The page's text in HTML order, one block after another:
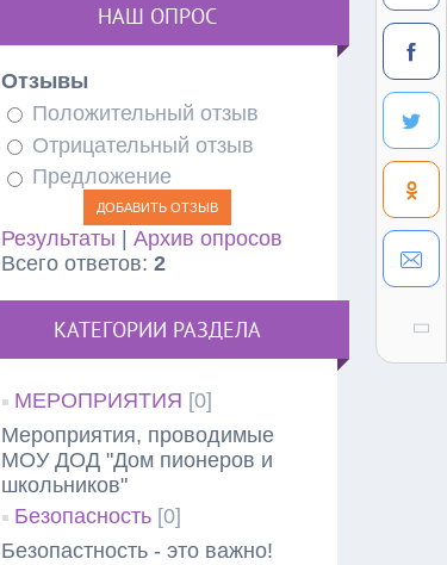
НАШ ОПРОС
Отзывы
Положительный отзыв
Отрицательный отзыв
Предложение
Результаты |Архив опросов
Всего ответов:2
КАТЕГОРИИ РАЗДЕЛА
МЕРОПРИЯТИЯ [0]
Мероприятия, проводимые
МОУ ДОД "Дом пионеров и
школьников"
Безопасность [0]
Безопастность - это важно!